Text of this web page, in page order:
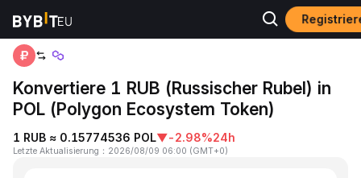
Home RUB to POL
Konvertiere 1 RUB (Russischer Rubel) in
POL (Polygon Ecosystem Token)
1 RUB ≈ 0.15774536 POL▼-2.98%24h
Letzte Aktualisierung ： 2026/08/09 06:00 (GMT+0)